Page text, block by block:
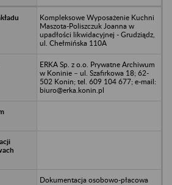
Kompleksowe Wyposażenie Kuchni
Maszota-Poliszczuk Joanna w
upadłości likwidacyjnej - Grudziądz,
ul. Chełmińska 110A
ERKA Sp. z o.o. Prywatne Archiwum
w Koninie – ul. Szafirkowa 18; 62-
502 Konin; tel. 609 104 677; e-mail:
biuro@erka.konin.pl
Dokumentacja osobowo-płacowa